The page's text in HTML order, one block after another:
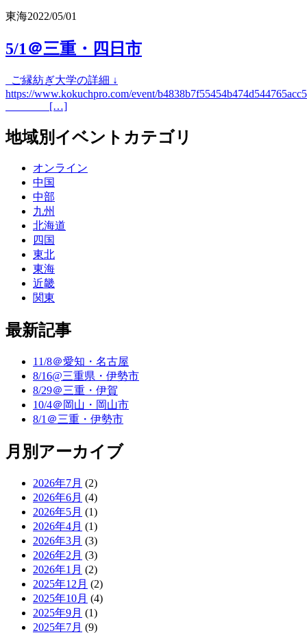
東海2022/05/01
5/1＠三重・四日市
ご縁紡ぎ大学の詳細 ↓
https://www.kokuchpro.com/event/
[…]
地域別イベントカテゴリ
オンライン
中国
中部
九州
北海道
四国
東北
東海
近畿
関東
最新記事
11/8＠愛知・名古屋
8/16@三重県・伊勢市
8/29＠三重・伊賀
10/4＠岡山・岡山市
8/1＠三重・伊勢市
月別アーカイブ
2026年7月 (2)
2026年6月 (4)
2026年5月 (1)
2026年4月 (1)
2026年3月 (3)
2026年2月 (3)
2026年1月 (2)
2025年12月 (2)
2025年10月 (4)
2025年9月 (1)
2025年7月 (9)